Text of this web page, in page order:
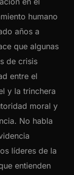
humano
años a
que algunas
de crisis
entre el
y la trinchera
moral y
No habla
líderes de la
entienden